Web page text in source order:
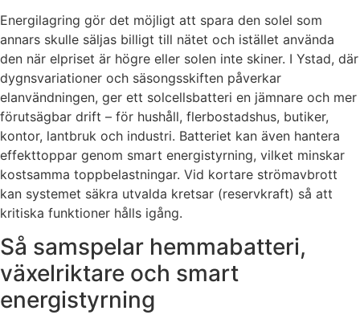
Energilagring gör det möjligt att spara den solel som
annars skulle säljas billigt till nätet och istället använda
den när elpriset är högre eller solen inte skiner. I Ystad, där
dygnsvariationer och säsongsskiften påverkar
elanvändningen, ger ett solcellsbatteri en jämnare och mer
förutsägbar drift – för hushåll, flerbostadshus, butiker,
kontor, lantbruk och industri. Batteriet kan även hantera
effekttoppar genom smart energistyrning, vilket minskar
kostsamma toppbelastningar. Vid kortare strömavbrott
kan systemet säkra utvalda kretsar (reservkraft) så att
kritiska funktioner hålls igång.
Så samspelar hemmabatteri,
växelriktare och smart
energistyrning